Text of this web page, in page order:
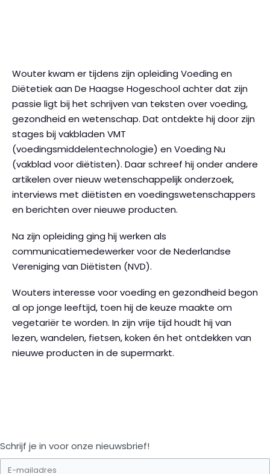
Wouter kwam er tijdens zijn opleiding Voeding en
Diëtetiek aan De Haagse Hogeschool achter dat zijn
passie ligt bij het schrijven van teksten over voeding,
gezondheid en wetenschap. Dat ontdekte hij door zijn
stages bij vakbladen VMT
(voedingsmiddelentechnologie) en Voeding Nu
(vakblad voor diëtisten). Daar schreef hij onder andere
artikelen over nieuw wetenschappelijk onderzoek,
interviews met diëtisten en voedingswetenschappers
en berichten over nieuwe producten.
Na zijn opleiding ging hij werken als
communicatiemedewerker voor de Nederlandse
Vereniging van Diëtisten (NVD).
Wouters interesse voor voeding en gezondheid begon
al op jonge leeftijd, toen hij de keuze maakte om
vegetariër te worden. In zijn vrije tijd houdt hij van
lezen, wandelen, fietsen, koken én het ontdekken van
nieuwe producten in de supermarkt.
Schrijf je in voor onze nieuwsbrief!